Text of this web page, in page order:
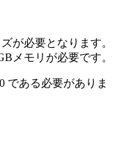
が必要となります。
メモリが必要です。
である必要がありま